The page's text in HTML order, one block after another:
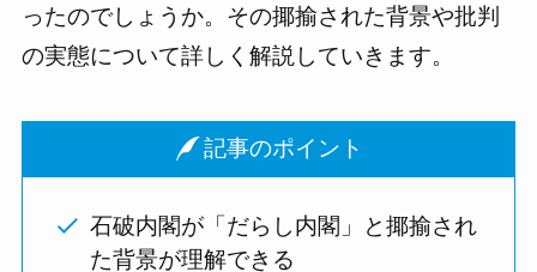
ったのでしょうか。その揶揄された背景や批判
の実態について詳しく解説していきます。
記事のポイント
石破内閣が「だらし内閣」と揶揄され
た背景が理解できる